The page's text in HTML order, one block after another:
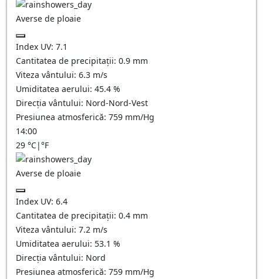
Averse de ploaie
Index UV: 7.1
Cantitatea de precipitații: 0.9 mm
Viteza vântului: 6.3 m/s
Umiditatea aerului: 45.4 %
Direcția vântului: Nord-Nord-Vest
Presiunea atmosferică: 759 mm/Hg
14:00
29 °C|°F
Averse de ploaie
Index UV: 6.4
Cantitatea de precipitații: 0.4 mm
Viteza vântului: 7.2 m/s
Umiditatea aerului: 53.1 %
Direcția vântului: Nord
Presiunea atmosferică: 759 mm/Hg